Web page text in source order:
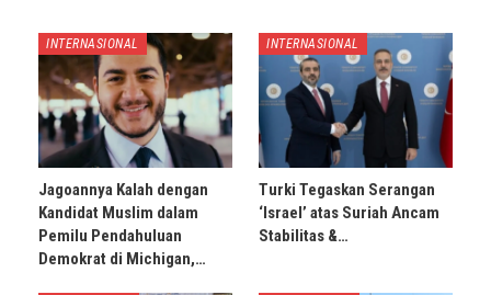
INTERNASIONAL
Jagoannya Kalah dengan
Kandidat Muslim dalam
Pemilu Pendahuluan
Demokrat di Michigan,…
INTERNASIONAL
Turki Tegaskan Serangan
‘Israel’ atas Suriah Ancam
Stabilitas &…